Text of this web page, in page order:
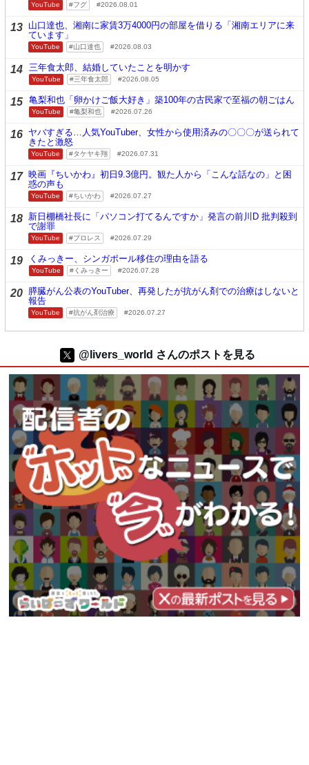
YouTube フグ 2026.08.01
13 山口達也、湘南に家賃3万4000円の部屋を借りる「湘南エリアに来
ています」
YouTube 山口達也 2026.08.03
14 三年食太郎、結婚していたことを明かす
YouTube 三年食太郎 2026.08.05
15 亀梨和也「卵かけご飯大好き」築100年の古民家で至福の朝ごはん
YouTube 亀梨和也 2026.07.26
16 ヤバすぎる…人気YouTuber、女性から使用済みの〇〇〇が送られて
きたと激怒
YouTube タケヤキ翔 2026.07.31
17 映画『ちいかわ』初日9.3億円。観た人から「こんな話なの」と困
惑の声も
YouTube ちいかわ 2026.07.27
18 新日棚橋社長に「パソコン打てるんですか」発言の前川D 批判殺到
で謝罪
YouTube プロレス 2026.07.29
19 くみっきー、シンガポール移住の理由を語る
YouTube くみっきー 2026.07.28
20 膵臓がん公表のYouTuber、再発したが抗がん剤での治療はしないと
報告
YouTube 抗がん剤治療 2026.07.27
@livers_world さんのポストを見る